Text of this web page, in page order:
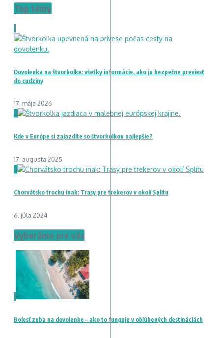
Top témy
1
Dovolenka na štvorkolke: všetky informácie, ako ju bezpečne previesť
do cudziny
17. mája 2026
2
Kde v Európe si zajazdíte so štvorkolkou najlepšie?
17. augusta 2025
3
Chorvátsko trochu inak: Trasy pre trekerov v okolí Splitu
6. júla 2024
Vyberáme pre vás
1
Bolesť zuba na dovolenke – ako to funguje v obľúbených destináciách